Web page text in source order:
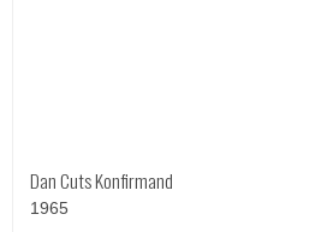
Dan Cuts Konfirmand
1965